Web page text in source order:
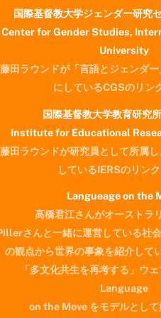
国際基督教大学ジェンダー研究
Center for Gender Studies,
University
藤田ラウンドが「言語とジェンダ
にしているCGSのリン
国際基督教大学教育研究所
Institute for Educational
藤田ラウンドが研究員として所属
しているIERSのリンク
Langueage on the
高橋君江さんがオーストラ
さんと一緒に運営している社
の観点から世界の事象を紹介して
「多文化共生を再考する」ウ
Language
on the Move をモデルとして